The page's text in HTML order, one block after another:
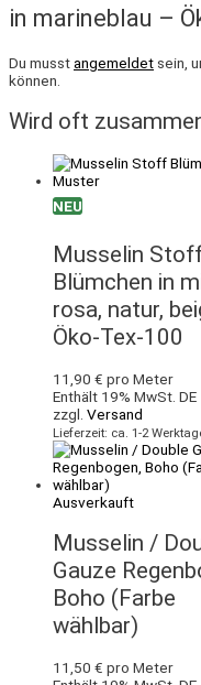
in marineblau –
Du musstangemeldet sein,
können.
Wird oft
NEU
Musselin
Blümchen in
rosa, natur,
Öko-Tex-100
11,90 € pro Meter
Enthält 19% MwSt. DE
zzgl. Versand
Lieferzeit: ca. 1-2
Ausverkauft
Musselin /
Gauze
Boho (Farbe
wählbar)
11,50 € pro Meter